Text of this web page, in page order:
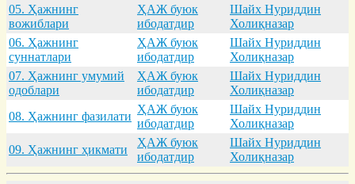
05. Ҳaжнинг
вожиблaри
ҲАЖ буюк
ибодатдир
Шайх Нуриддин
Холиқназар
06. Ҳaжнинг
суннaтлaри
ҲАЖ буюк
ибодатдир
Шайх Нуриддин
Холиқназар
07. Ҳaжнинг умумий
одоблaри
ҲАЖ буюк
ибодатдир
Шайх Нуриддин
Холиқназар
08. Ҳaжнинг фaзилaти
ҲАЖ буюк
ибодатдир
Шайх Нуриддин
Холиқназар
09. Ҳaжнинг ҳикмaти
ҲАЖ буюк
ибодатдир
Шайх Нуриддин
Холиқназар